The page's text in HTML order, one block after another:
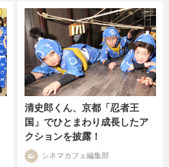
清史郎くん、京都「忍者王
国」でひとまわり成長したア
クションを披露！
シネマカフェ編集部